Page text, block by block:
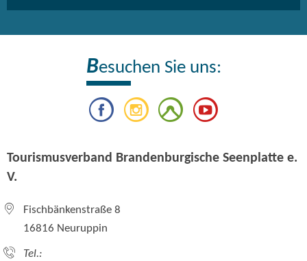
Besuchen Sie uns:
Tourismusverband Brandenburgische Seenplatte e.
V.
Fischbänkenstraße 8
16816 Neuruppin
Tel.: